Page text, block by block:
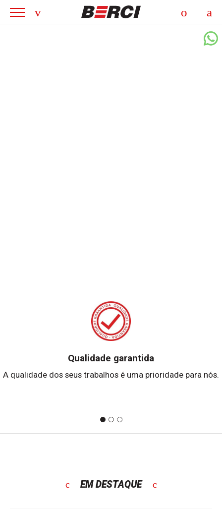
Qualidade garantida
A qualidade dos seus trabalhos é uma prioridade para nós.
EM DESTAQUE